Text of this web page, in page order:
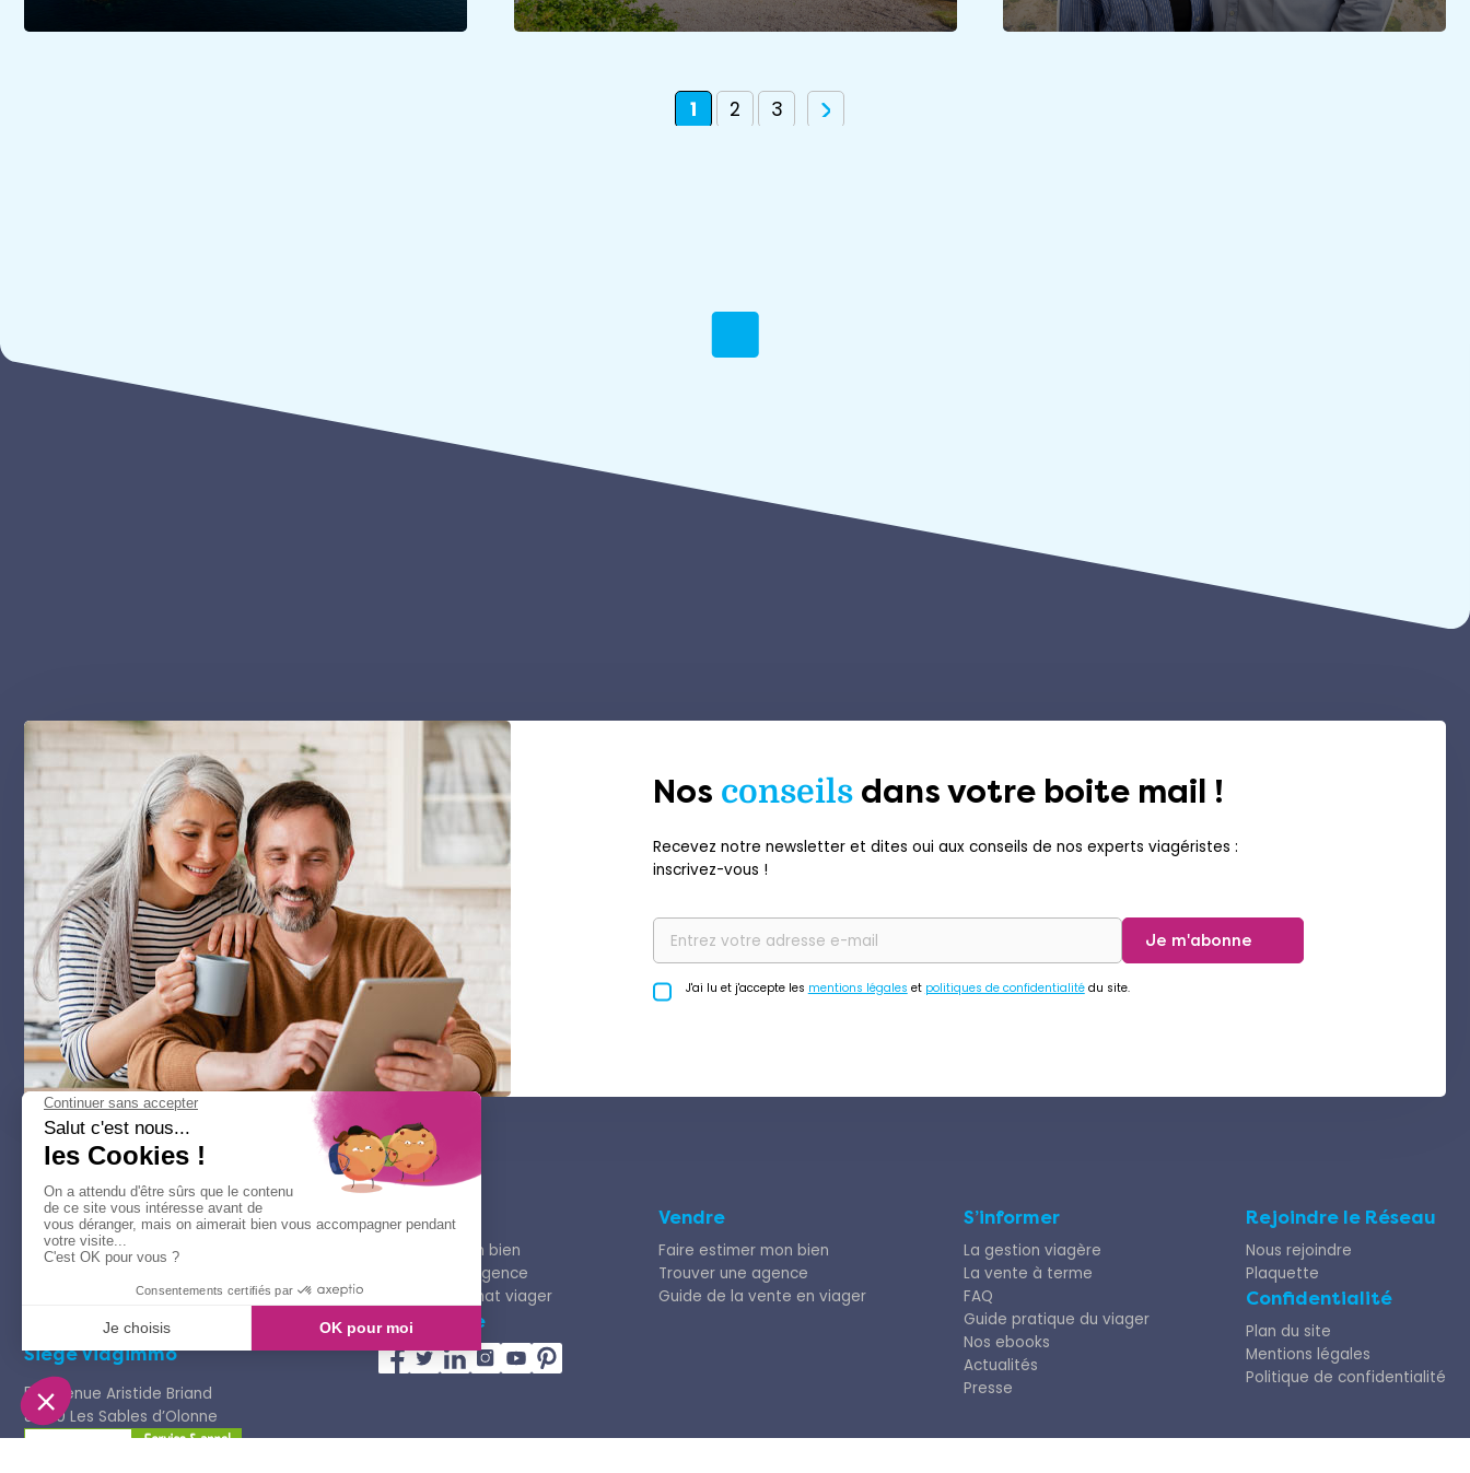
1 2 3
Nos conseils dans votre boite mail !
Recevez notre newsletter et dites oui aux conseils de nos experts viagéristes :
inscrivez-vous !
Je m'abonne
J'ai lu et j'accepte les mentions légales et politiques de confidentialitédu site.
Siège Viagimmo
58 avenue Aristide Briand
85100 Les Sables d’Olonne
Acheter
Rechercher un bien
Trouver une agence
Guide de l'achat viager
Nous suivre
Vendre
Faire estimer mon bien
Trouver une agence
Guide de la vente en viager
S’informer
La gestion viagère
La vente à terme
FAQ
Guide pratique du viager
Nos ebooks
Actualités
Presse
Rejoindre le Réseau
Nous rejoindre
Plaquette
Confidentialité
Plan du site
Mentions légales
Politique de confidentialité